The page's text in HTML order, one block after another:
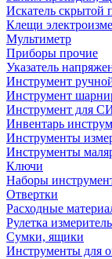
Искатель скрытой
Клещи
Мультиметр
Приборы прочие
Указатель
Инструмент
Инструмент
Инструмент для
Инвентарь
Инструменты
Инструменты
Ключи
Наборы
Отвертки
Расходные
Рулетка
Сумки, ящики
Инструменты для